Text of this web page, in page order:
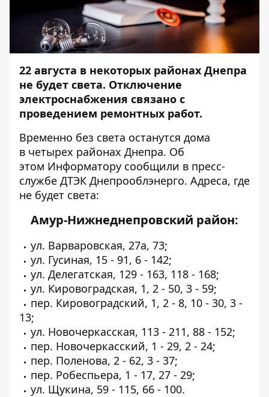
22 августа в некоторых районах Днепра
не будет света. Отключение
электроснабжения связано с
проведением ремонтных работ.
Временно без света останутся дома
в четырех районах Днепра. Об
этом Информатору сообщили в пресс-
службе ДТЭК Днепрооблэнерго. Адреса, где
не будет света:
Амур-Нижнеднепровский район:
ул. Варваровская, 27а, 73;
ул. Гусиная, 15 - 91, 6 - 142;
ул. Делегатская, 129 - 163, 118 - 168;
ул. Кировоградская, 1, 2 - 50, 3 - 59;
пер. Кировоградский, 1, 2 - 8, 10 - 30, 3 -
13;
ул. Новочеркасская, 113 - 211, 88 - 152;
пер. Новочеркасский, 1 - 29, 2 - 24;
пер. Поленова, 2 - 62, 3 - 37;
пер. Робеспьера, 1 - 17, 27 - 29;
ул. Щукина, 59 - 115, 66 - 100.